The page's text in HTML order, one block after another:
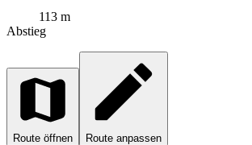
113 m
Abstieg
Route öffnen Route anpassen